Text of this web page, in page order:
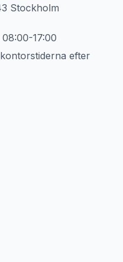
Stockholm
08:00-17:00
efter